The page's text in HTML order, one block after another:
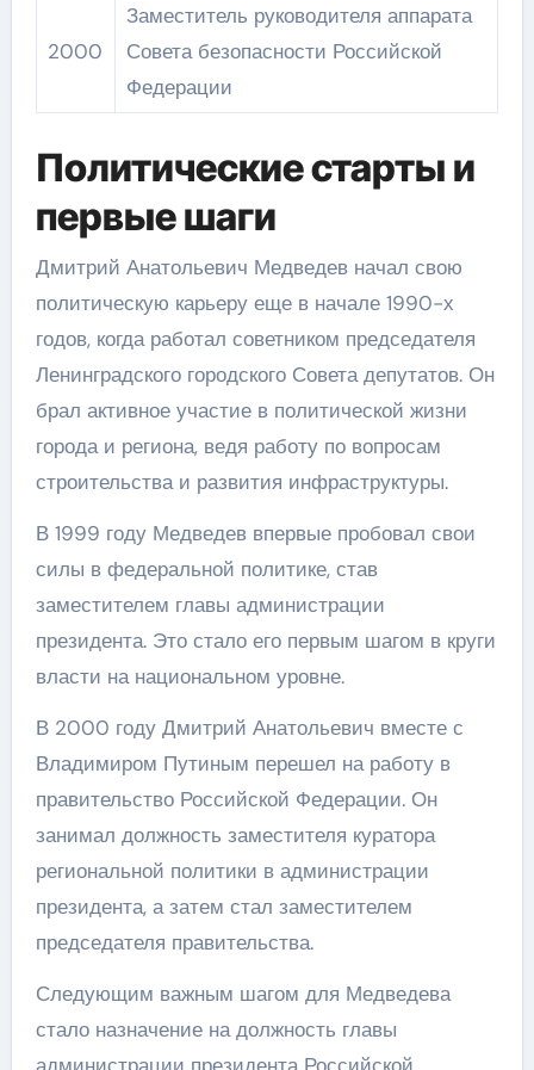
2000
Заместитель руководителя аппарата
Совета безопасности Российской
Федерации
Политические старты и
первые шаги
Дмитрий Анатольевич Медведев начал свою
политическую карьеру еще в начале 1990-х
годов, когда работал советником председателя
Ленинградского городского Совета депутатов. Он
брал активное участие в политической жизни
города и региона, ведя работу по вопросам
строительства и развития инфраструктуры.
В 1999 году Медведев впервые пробовал свои
силы в федеральной политике, став
заместителем главы администрации
президента. Это стало его первым шагом в круги
власти на национальном уровне.
В 2000 году Дмитрий Анатольевич вместе с
Владимиром Путиным перешел на работу в
правительство Российской Федерации. Он
занимал должность заместителя куратора
региональной политики в администрации
президента, а затем стал заместителем
председателя правительства.
Следующим важным шагом для Медведева
стало назначение на должность главы
администрации президента Российской